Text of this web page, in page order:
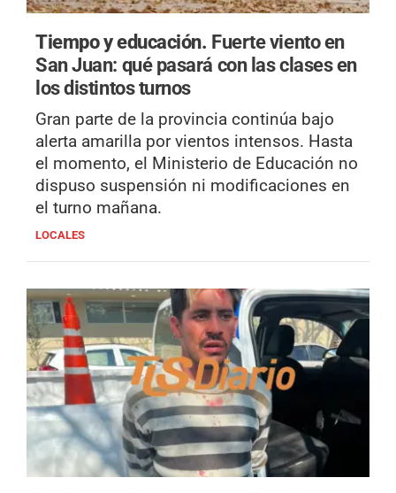
Tiempo y educación. Fuerte viento en
San Juan: qué pasará con las clases en
los distintos turnos
Gran parte de la provincia continúa bajo
alerta amarilla por vientos intensos. Hasta
el momento, el Ministerio de Educación no
dispuso suspensión ni modificaciones en
el turno mañana.
LOCALES